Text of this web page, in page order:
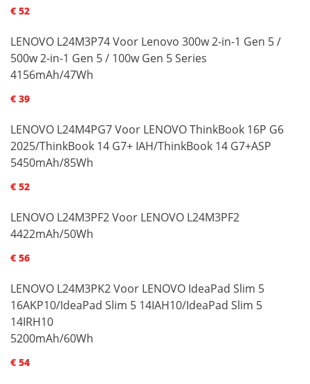
€ 52
LENOVO L24M3P74 Voor Lenovo 300w 2-in-1 Gen 5 /
500w 2-in-1 Gen 5 / 100w Gen 5 Series
4156mAh/47Wh
€ 39
LENOVO L24M4PG7 Voor LENOVO ThinkBook 16P G6
2025/ThinkBook 14 G7+ IAH/ThinkBook 14 G7+ASP
5450mAh/85Wh
€ 52
LENOVO L24M3PF2 Voor LENOVO L24M3PF2
4422mAh/50Wh
€ 56
LENOVO L24M3PK2 Voor LENOVO IdeaPad Slim 5
16AKP10/IdeaPad Slim 5 14IAH10/IdeaPad Slim 5
14IRH10
5200mAh/60Wh
€ 54